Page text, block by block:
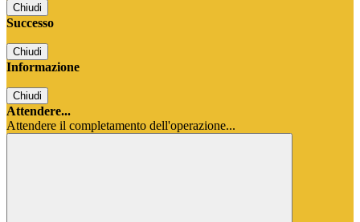
Chiudi
Successo
Chiudi
Informazione
Chiudi
Attendere...
Attendere il completamento dell'operazione...